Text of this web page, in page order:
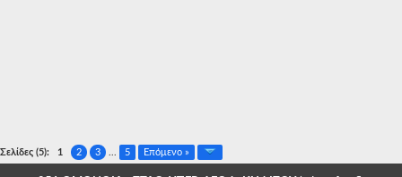
-
Σελίδες (5): 1 2 3 5 Επόμενο »